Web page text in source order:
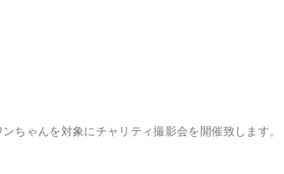
ちゃんを対象にチャリティ撮影会を開催致します。